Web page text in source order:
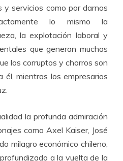
y servicios como por darnos
lo mismo la
la explotación laboral y
que generan muchas
los corruptos y chorros son
él, mientras los empresarios
la profunda admiración
como Axel Kaiser, José
milagro económico chileno,
a la vuelta de la